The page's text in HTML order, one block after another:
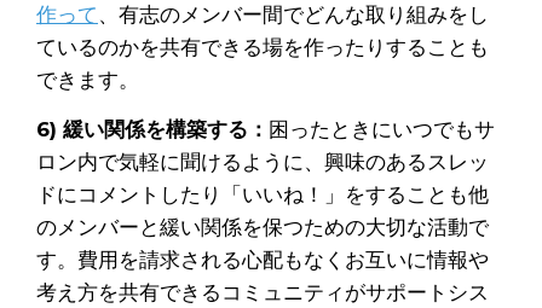
作って 、有志のメンバー間でどんな取り組みをし
ているのかを共有できる場を作ったりすることも
できます。
6) 緩い関係を構築する： 困ったときにいつでもサ
ロン内で気軽に聞けるように、興味のあるスレッ
ドにコメントしたり「いいね！」をすることも他
のメンバーと緩い関係を保つための大切な活動で
す。費用を請求される心配もなくお互いに情報や
考え方を共有できるコミュニティがサポートシス